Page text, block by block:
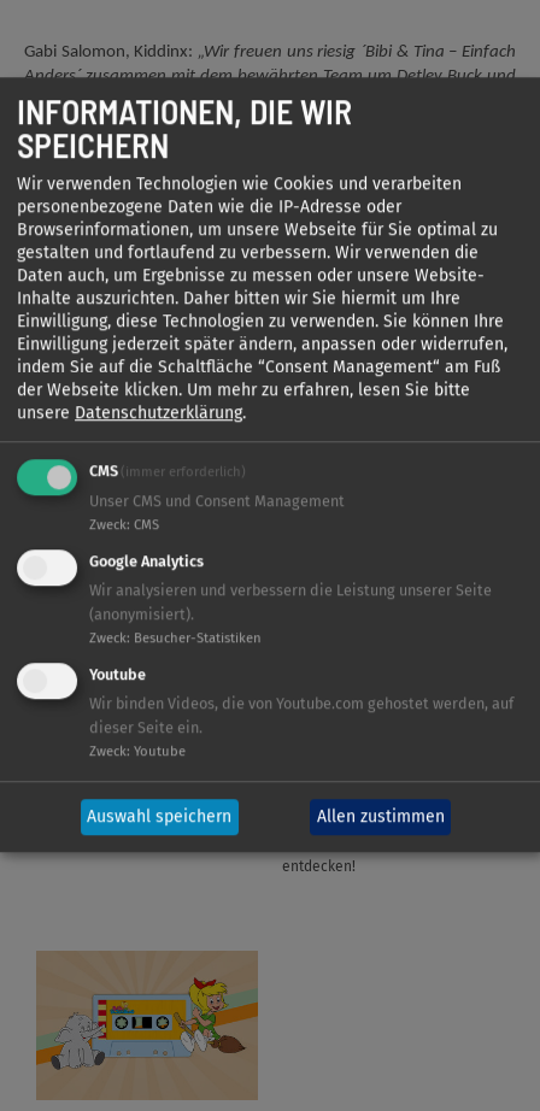
Gabi Salomon, Kiddinx: „Wir freuen uns riesig ´Bibi & Tina – Einfach
Anders´ zusammen mit dem bewährten Team um Detlev Buck und
DCM umsetzen zu können."
Für die Musik sind erneut Peter Plate, Ulf Sommer und Team
zuständig. Gedreht wird in Berlin, Brandenburg und Sachsen-
Anhalt. DCM Film Distribution präsentiert eine DCM Pictures
Produktion in Ko-Produktion mit Kiddinx Studios, Bucket und Boje
Buck Produktion. Gefördert mit Mitteln von Medienboard Berlin-
Brandenburg, Mitteldeutsche Medienförderung,
Filmförderungsanstalt, Deutscher Filmförderfonds.
Pressekontakt:
pressebüro berlin // Patricia Bauermeister & Anton Lorenz
Patricia Bauermeister // Fon: +49 30 34351828 //
Mail:patricia.bauermeister[at]pr-bauermeister.de
(patricia[dot]bauermeister[at]pr-bauermeister[dot]de)
Bibi & Tina - Einfach
anders
Alle Produkte zum neuen
Kinofilm.
Ferien auf dem
Martinshof.“
entdecken!
INFORMATIONEN, DIE WIR
SPEICHERN
Wir verwenden Technologien wie Cookies und verarbeiten
personenbezogene Daten wie die IP-Adresse oder
Browserinformationen, um unsere Webseite für Sie optimal zu
gestalten und fortlaufend zu verbessern. Wir verwenden die
Daten auch, um Ergebnisse zu messen oder unsere Website-
Inhalte auszurichten. Daher bitten wir Sie hiermit um Ihre
Einwilligung, diese Technologien zu verwenden. Sie können Ihre
Einwilligung jederzeit später ändern, anpassen oder widerrufen,
indem Sie auf die Schaltfläche “Consent Management“ am Fuß
der Webseite klicken. Um mehr zu erfahren, lesen Sie bitte
unsere Datenschutzerklärung.
CMS (immer erforderlich)
Unser CMS und Consent Management
Zweck: CMS
Google Analytics
Wir analysieren und verbessern die Leistung unserer Seite
(anonymisiert).
Zweck: Besucher-Statistiken
Youtube
Wir binden Videos, die von Youtube.com gehostet werden, auf
dieser Seite ein.
Zweck: Youtube
Auswahl speichern Allen zustimmen